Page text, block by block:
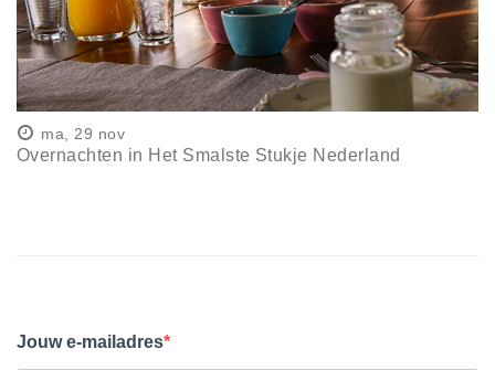
Overnachten in Het Smalste Stukje Nederland
ma, 29 nov
Jouw e-mailadres